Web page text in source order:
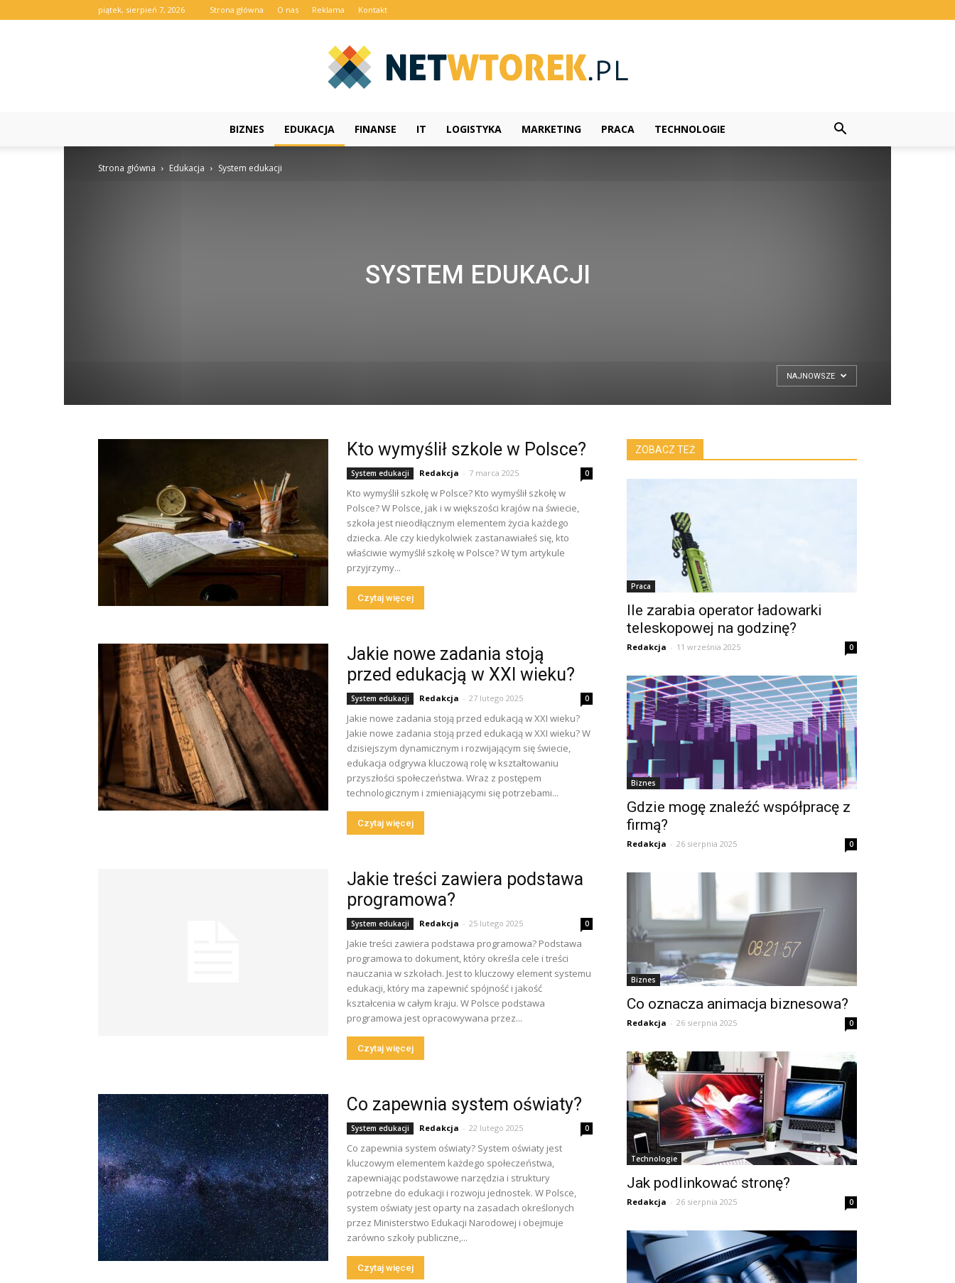
piątek, sierpień 7, 2026 Strona główna O nas Reklama Kontakt
NetWtorek.pl
BIZNES EDUKACJA FINANSE IT LOGISTYKA MARKETING PRACA TECHNOLOGIE
Strona główna Edukacja System edukacji
SYSTEM EDUKACJI
NAJNOWSZE
Kto wymyślił szkole w Polsce?
System edukacji Redakcja - 7 marca 2025 0
Kto wymyślił szkołę w Polsce? Kto wymyślił szkołę w
Polsce? W Polsce, jak i w większości krajów na świecie,
szkoła jest nieodłącznym elementem życia każdego
dziecka. Ale czy kiedykolwiek zastanawiałeś się, kto
właściwie wymyślił szkołę w Polsce? W tym artykule
przyjrzymy...
Czytaj więcej
Jakie nowe zadania stoją
przed edukacją w XXI wieku?
System edukacji Redakcja - 27 lutego 2025 0
Jakie nowe zadania stoją przed edukacją w XXI wieku?
Jakie nowe zadania stoją przed edukacją w XXI wieku? W
dzisiejszym dynamicznym i rozwijającym się świecie,
edukacja odgrywa kluczową rolę w kształtowaniu
przyszłości społeczeństwa. Wraz z postępem
technologicznym i zmieniającymi się potrzebami...
Czytaj więcej
Jakie treści zawiera podstawa
programowa?
System edukacji Redakcja - 25 lutego 2025 0
Jakie treści zawiera podstawa programowa? Podstawa
programowa to dokument, który określa cele i treści
nauczania w szkołach. Jest to kluczowy element systemu
edukacji, który ma zapewnić spójność i jakość
kształcenia w całym kraju. W Polsce podstawa
programowa jest opracowywana przez...
Czytaj więcej
Co zapewnia system oświaty?
System edukacji Redakcja - 22 lutego 2025 0
Co zapewnia system oświaty? System oświaty jest
kluczowym elementem każdego społeczeństwa,
zapewniając podstawowe narzędzia i struktury
potrzebne do edukacji i rozwoju jednostek. W Polsce,
system oświaty jest oparty na zasadach określonych
przez Ministerstwo Edukacji Narodowej i obejmuje
zarówno szkoły publiczne,...
Czytaj więcej
ZOBACZ TEŻ
Praca
Ile zarabia operator ładowarki
teleskopowej na godzinę?
Redakcja - 11 września 2025 0
Biznes
Gdzie mogę znaleźć współpracę z
firmą?
Redakcja - 26 sierpnia 2025 0
Biznes
Co oznacza animacja biznesowa?
Redakcja - 26 sierpnia 2025 0
Technologie
Jak podlinkować stronę?
Redakcja - 26 sierpnia 2025 0